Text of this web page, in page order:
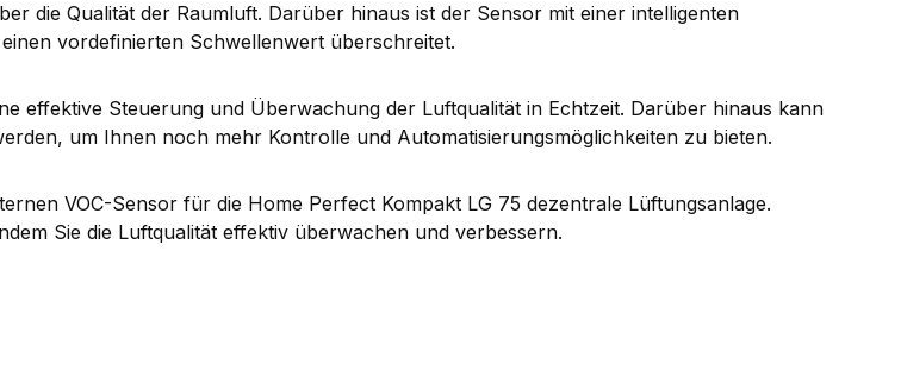
die Qualität der Raumluft. Darüber hinaus ist der Sensor mit einer intelligenten
vordefinierten Schwellenwert überschreitet.
effektive Steuerung und Überwachung der Luftqualität in Echtzeit. Darüber hinaus kann
um Ihnen noch mehr Kontrolle und Automatisierungsmöglichkeiten zu bieten.
VOC-Sensor für die Home Perfect Kompakt LG 75 dezentrale Lüftungsanlage.
Sie die Luftqualität effektiv überwachen und verbessern.